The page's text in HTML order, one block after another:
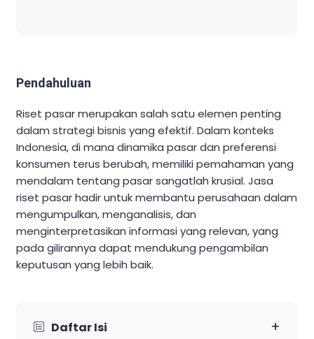
Pendahuluan
Riset pasar merupakan salah satu elemen penting
dalam strategi bisnis yang efektif. Dalam konteks
Indonesia, di mana dinamika pasar dan preferensi
konsumen terus berubah, memiliki pemahaman yang
mendalam tentang pasar sangatlah krusial. Jasa
riset pasar hadir untuk membantu perusahaan dalam
mengumpulkan, menganalisis, dan
menginterpretasikan informasi yang relevan, yang
pada gilirannya dapat mendukung pengambilan
keputusan yang lebih baik.
Daftar Isi +